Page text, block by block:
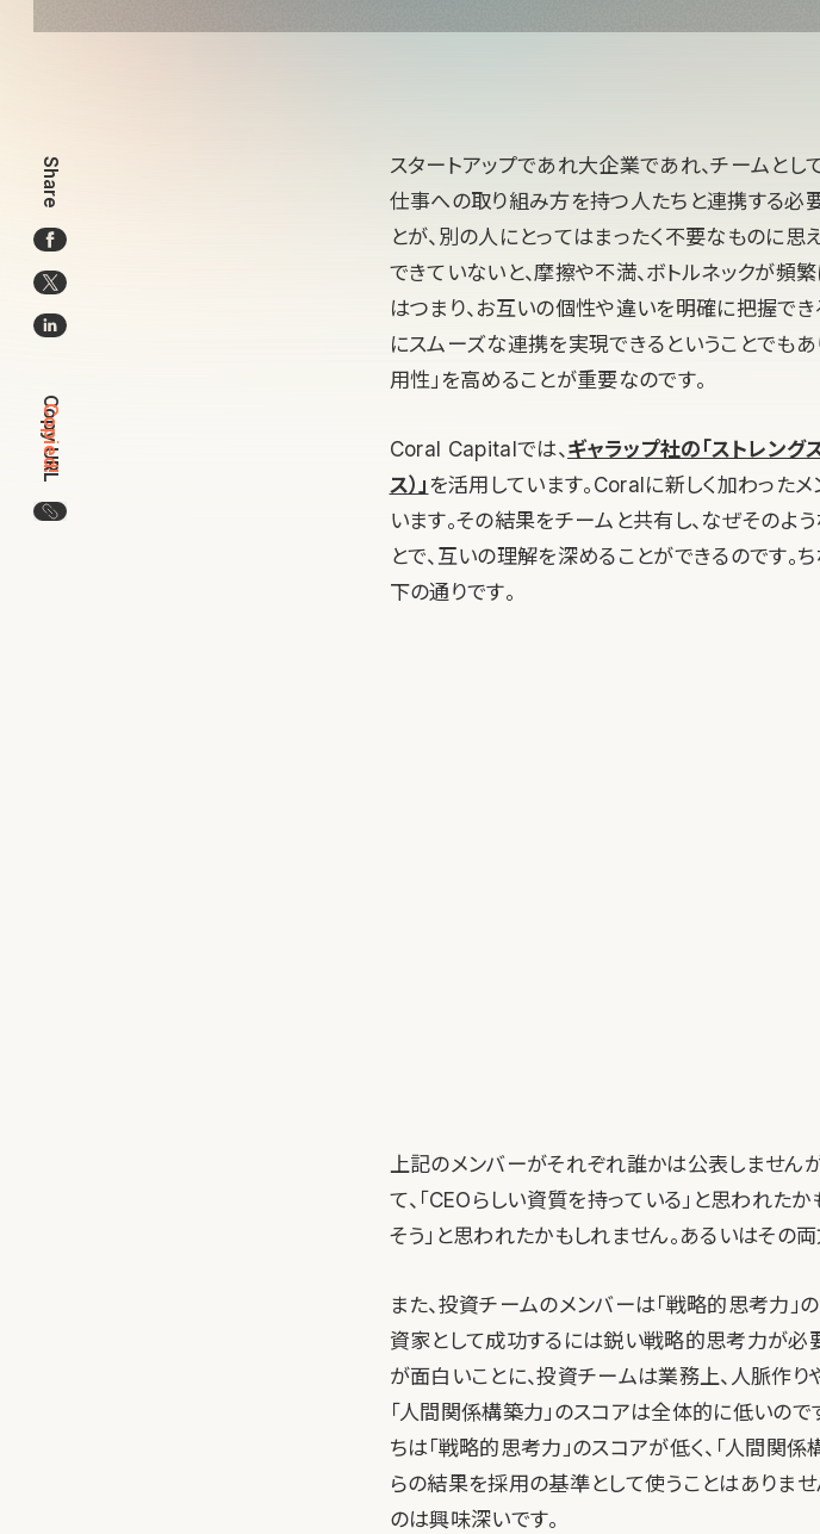
Share
Copy URL
Copied!
この記事のURLをコピー
スタートアップであれ大企業であれ、チームと
仕事への取り組み方を持つ人たちと連携する必
とが、別の人にとってはまったく不要なものに思
できていないと、摩擦や不満、ボトルネックが頻
はつまり、お互いの個性や違いを明確に把握でき
にスムーズな連携を実現できるということでもあ
用性」を高めることが重要なのです。
Coral Capitalでは、ギャラップ社の「ストレング
ス）」を活用しています。Coralに新しく加わった
います。その結果をチームと共有し、なぜそのよ
とで、互いの理解を深めることができるのです
下の通りです。
上記のメンバーがそれぞれ誰かは公表しません
て、「CEOらしい資質を持っている」と思われた
そう」と思われたかもしれません。あるいはその
また、投資チームのメンバーは「戦略的思考力」
資家として成功するには鋭い戦略的思考力が必
が面白いことに、投資チームは業務上、人脈作
「人間関係構築力」のスコアは全体的に低いので
ちは「戦略的思考力」のスコアが低く、「人間関
らの結果を採用の基準として使うことはありま
のは興味深いです。